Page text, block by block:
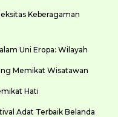
Keberagaman
Uni Eropa: Wilayah
Memikat Wisatawan
Hati
Adat Terbaik Belanda